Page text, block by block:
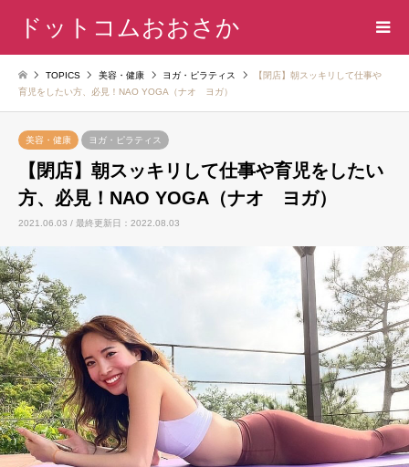
ドットコムおおさか
TOPICS 美容・健康 ヨガ・ピラティス
【閉店】朝スッキリして仕事や
育児をしたい方、必見！NAO YOGA（ナオ ヨガ）
美容・健康 ヨガ・ピラティス
【閉店】朝スッキリして仕事や育児をしたい
方、必見！NAO YOGA（ナオ ヨガ）
2021.06.03 / 最終更新日：2022.08.03